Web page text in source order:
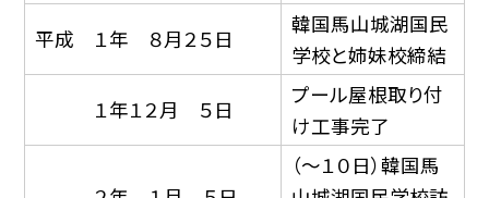
平成 １年 ８月２５日
韓国馬山城湖国民
学校と姉妹校締結
１年１２月 ５日
プール屋根取り付
け工事完了
（〜１０日）韓国馬